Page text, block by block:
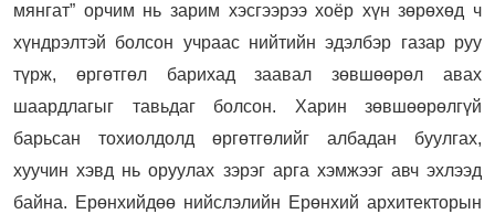
мянгат” орчим нь зарим хэсгээрээ хоёр хүн зөрөхөд ч
хүндрэлтэй болсон учраас нийтийн эдэлбэр газар руу
түрж, өргөтгөл барихад заавал зөвшөөрөл авах
шаардлагыг тавьдаг болсон. Харин зөвшөөрөлгүй
барьсан тохиолдолд өргөтгөлийг албадан буулгах,
хуучин хэвд нь оруулах зэрэг арга хэмжээг авч эхлээд
байна. Ерөнхийдөө нийслэлийн Ерөнхий архитекторын